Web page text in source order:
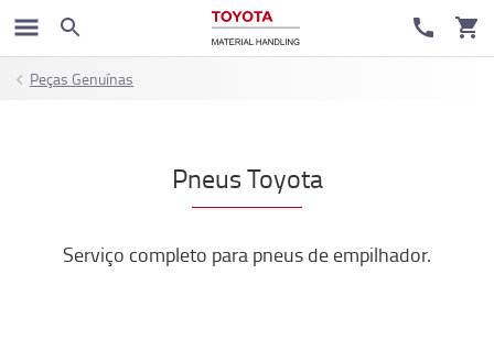
Peças Genuínas
Pneus Toyota
Serviço completo para pneus de empilhador.